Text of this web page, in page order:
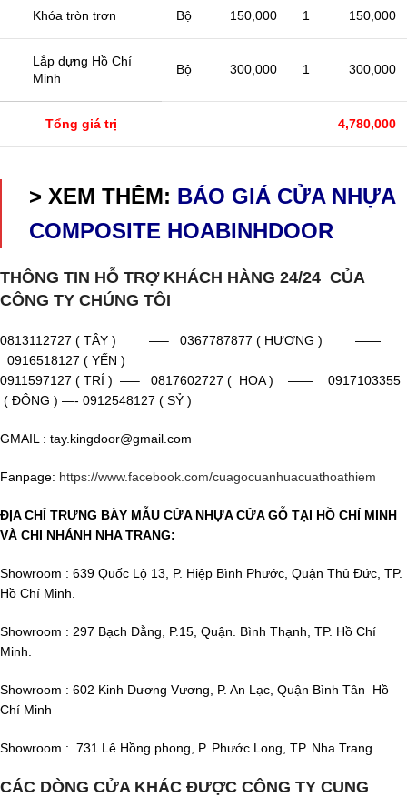
Khóa tròn trơn Bộ 150,000 1 150,000
Lắp dựng Hồ Chí
Minh
Bộ 300,000 1 300,000
Tổng giá trị 4,780,000
> XEM THÊM: BÁO GIÁ CỬA NHỰA
COMPOSITE HOABINHDOOR
THÔNG TIN HỖ TRỢ KHÁCH HÀNG 24/24 CỦA
CÔNG TY CHÚNG TÔI
0813112727 ( TÂY ) —– 0367787877 ( HƯƠNG ) ——
0916518127 ( YẾN )
0911597127 ( TRÍ ) —– 0817602727 ( HOA ) —— 0917103355
( ĐÔNG ) —- 0912548127 ( SỶ )
GMAIL : tay.kingdoor@gmail.com
Fanpage: https://www.facebook.com/cuagocuanhuacuathoathiem
ĐỊA CHỈ TRƯNG BÀY MẪU CỬA NHỰA CỬA GỖ TẠI HỒ CHÍ MINH
VÀ CHI NHÁNH NHA TRANG:
Showroom : 639 Quốc Lộ 13, P. Hiệp Bình Phước, Quận Thủ Đức, TP.
Hồ Chí Minh.
Showroom : 297 Bạch Đằng, P.15, Quận. Bình Thạnh, TP. Hồ Chí
Minh.
Showroom : 602 Kinh Dương Vương, P. An Lạc, Quận Bình Tân Hồ
Chí Minh
Showroom : 731 Lê Hồng phong, P. Phước Long, TP. Nha Trang.
CÁC DÒNG CỬA KHÁC ĐƯỢC CÔNG TY CUNG